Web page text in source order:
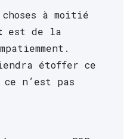
à moitié
est de la
étoffer ce
n’est pas